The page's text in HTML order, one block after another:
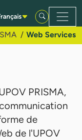
Web Services
PRISMA,
de
de l'UPOV